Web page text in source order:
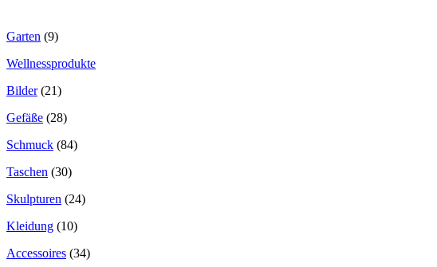
Garten (9)
Wellnessprodukte
Bilder (21)
Gefäße (28)
Schmuck (84)
Taschen (30)
Skulpturen (24)
Kleidung (10)
Accessoires (34)